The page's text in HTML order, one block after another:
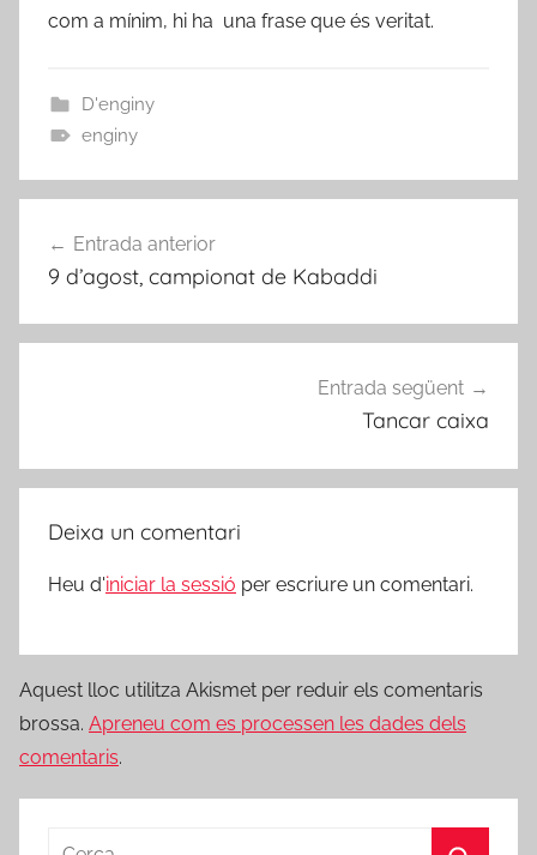
com a mínim, hi ha una frase que és veritat.
D'enginy
enginy
d'entrades
Entrada anterior
9 d’agost, campionat de Kabaddi
Entrada següent
Tancar caixa
Deixa un comentari
Heu d'iniciar la sessió per escriure un comentari.
Aquest lloc utilitza Akismet per reduir els comentaris
brossa. Apreneu com es processen les dades dels
comentaris.
Cerca: